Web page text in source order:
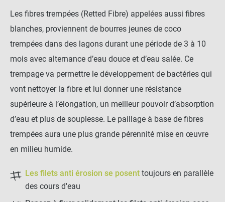
Les fibres trempées (Retted Fibre) appelées aussi fibres
blanches, proviennent de bourres jeunes de coco
trempées dans des lagons durant une période de 3 à 10
mois avec alternance d’eau douce et d’eau salée. Ce
trempage va permettre le développement de bactéries qui
vont nettoyer la fibre et lui donner une résistance
supérieure à l’élongation, un meilleur pouvoir d’absorption
d’eau et plus de souplesse. Le paillage à base de fibres
trempées aura une plus grande pérennité mise en œuvre
en milieu humide.
Les filets anti érosion se posent toujours en parallèle
des cours d'eau